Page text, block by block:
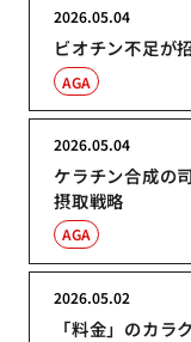
ビオチン不足が
2026.05.04
AGA
ケラチン合成の
摂取戦略
2026.05.04
AGA
「料金」のカ
2026.05.02